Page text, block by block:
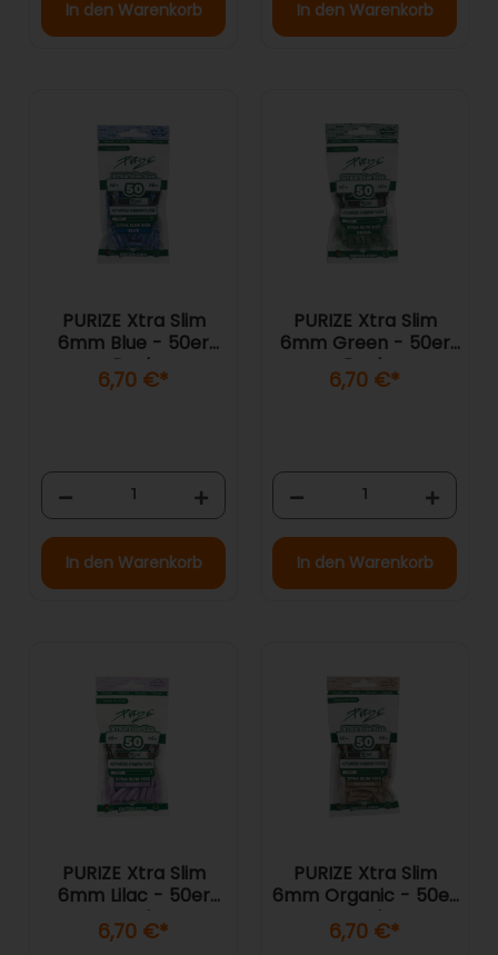
In den Warenkorb In den Warenkorb
PURIZE Xtra Slim
6mm Blue - 50er
Pack
6,70 €*
In den Warenkorb
PURIZE Xtra Slim
6mm Green - 50er
Pack
6,70 €*
In den Warenkorb
PURIZE Xtra Slim
6mm Lilac - 50er
Pack
6,70 €*
PURIZE Xtra Slim
6mm Organic - 50er
Pack
6,70 €*